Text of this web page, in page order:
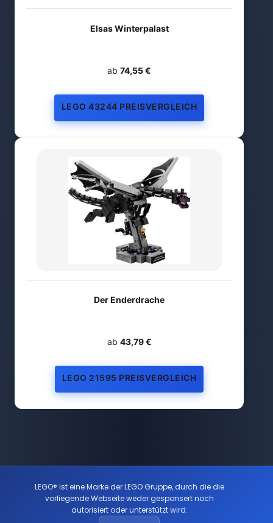
Elsas Winterpalast
ab 74,55 €
LEGO 43244 PREISVERGLEICH
Der Enderdrache
ab 43,79 €
LEGO 21595 PREISVERGLEICH
LEGO® ist eine Marke der LEGO Gruppe, durch die die
vorliegende Webseite weder gesponsert noch
autorisiert oder unterstützt wird.